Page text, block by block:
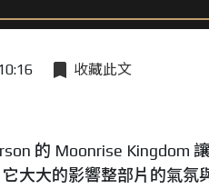
收藏此文
的 Moonrise Kingdom
大大的影響整部片的氣氛